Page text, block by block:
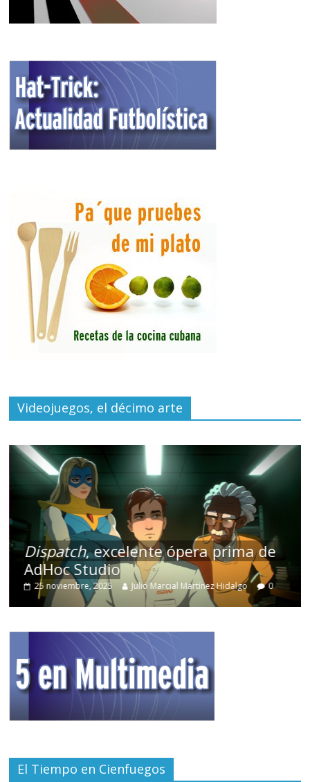
Videojuegos, el décimo arte
Dispatch, excelente ópera prima de
AdHoc Studio
25 noviembre, 2025 Julio Marcial Martínez Hidalgo 0
El Tiempo en Cienfuegos